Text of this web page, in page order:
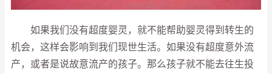
如果我们没有超度婴灵，就不能帮助婴灵得到转生的
机会，这样会影响到我们现世生活。如果没有超度意外流
产，或者是说故意流产的孩子。那么孩子就不能去往生投